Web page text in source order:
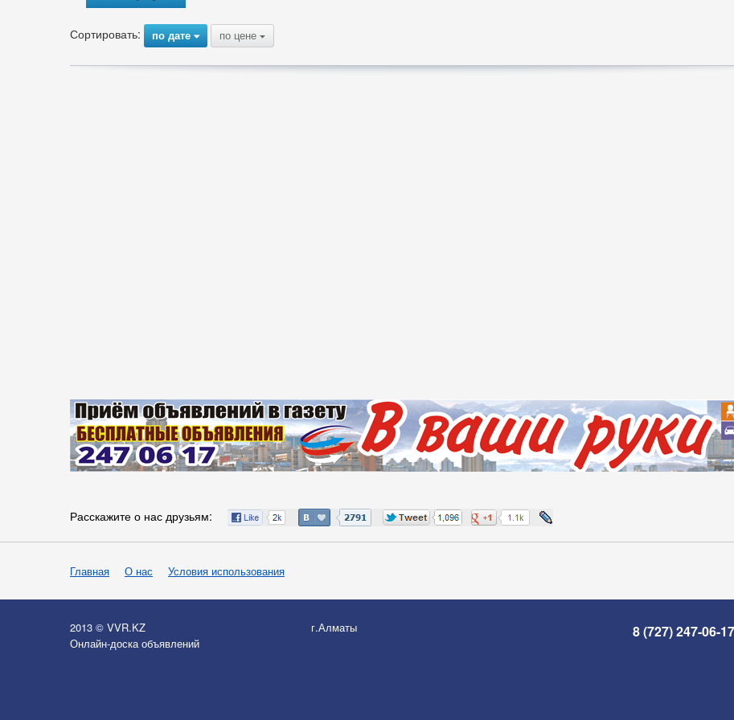
Сортировать: по дате{ по цене {
Расскажите о нас друзьям:
Главная О нас Условия использования
2013 © VVR.KZ
Онлайн-доска объявлений
г.Алматы 8 (727) 247-06-17